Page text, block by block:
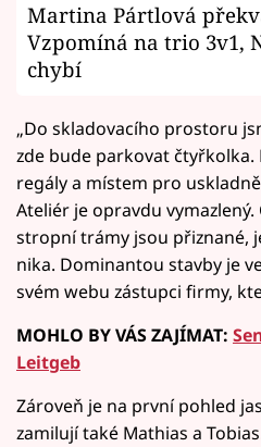
Martina Pártlová
Vzpomíná na trio 3v1,
chybí
„Do skladovacího prostoru
zde bude parkovat čtyřkolka.
regály a místem pro
Ateliér je opravdu vymazlený.
stropní trámy jsou přiznané,
nika. Dominantou stavby je
svém webu zástupci firmy,
MOHLO BY VÁS ZAJÍMAT:
Leitgeb
Zároveň je na první pohled
zamilují také Mathias a